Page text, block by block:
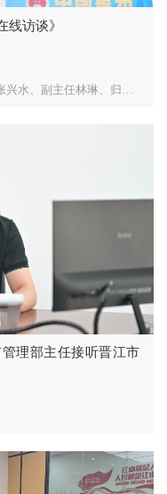
访谈》
用科科长许毅泓, 泉州市住房公积金管理中心副主任林琳, 泉州市住房公积金管理中心贷款管理科科长黄鸿, 泉州市住房公积金管理中心信息技术科科长陈大璋
理部主任接听晋江市